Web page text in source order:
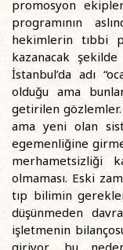
promosyon
programının
hekimlerin tıbbi
kazanacak
İstanbul’da adı
olduğu ama
getirilen
ama yeni olan
egemenliğine
merhametsizliği
olmaması. Eski
tıp bilimin
düşünmeden
işletmenin
giriyor, bu